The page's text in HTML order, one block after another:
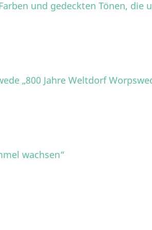
und gedeckten Tönen, die
„800 Jahre Weltdorf
wachsen“